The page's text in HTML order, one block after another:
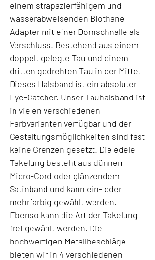
einem strapazierfähigem und
wasserabweisenden Biothane-
Adapter mit einer Dornschnalle als
Verschluss. Bestehend aus einem
doppelt gelegte Tau und einem
dritten gedrehten Tau in der Mitte.
Dieses Halsband ist ein absoluter
Eye-Catcher. Unser Tauhalsband ist
in vielen verschiedenen
Farbvarianten verfügbar und der
Gestaltungsmöglichkeiten sind fast
keine Grenzen gesetzt. Die edele
Takelung besteht aus dünnem
Micro-Cord oder glänzendem
Satinband und kann ein- oder
mehrfarbig gewählt werden.
Ebenso kann die Art der Takelung
frei gewählt werden. Die
hochwertigen Metallbeschläge
bieten wir in 4 verschiedenen